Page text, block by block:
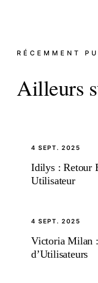
RÉCEMMENT
Ailleurs
4 SEPT. 2025
Idilys : Retour
Utilisateur
4 SEPT. 2025
Victoria Milan
d’Utilisateurs